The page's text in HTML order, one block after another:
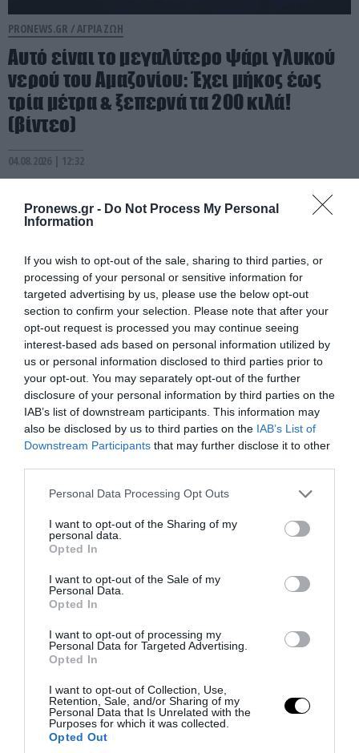
Pronews.gr - Do Not Process My Personal
Information
If you wish to opt-out of the sale, sharing to third parties, or
processing of your personal or sensitive information for
targeted advertising by us, please use the below opt-out
section to confirm your selection. Please note that after your
opt-out request is processed you may continue seeing
interest-based ads based on personal information utilized by
us or personal information disclosed to third parties prior to
your opt-out. You may separately opt-out of the further
disclosure of your personal information by third parties on the
IAB’s list of downstream participants. This information may
also be disclosed by us to third parties on the IAB’s List of
Downstream Participants that may further disclose it to other
Please note that this website/app uses one or more Google
not limited to your visit or usage behaviour. You may click to
grant or deny consent to Google and its third-party tags to
use your data for below specified purposes in below Google
consent section.
Personal Data Processing Opt Outs
I want to opt-out of the Sharing of my
personal data.
Opted In
I want to opt-out of the Sale of my
Personal Data.
Opted In
I want to opt-out of processing my
Personal Data for Targeted Advertising.
Opted In
I want to opt-out of Collection, Use,
Retention, Sale, and/or Sharing of my
Personal Data that Is Unrelated with the
Purposes for which it was collected.
Opted Out
PRONEWS.GR /ΑΓΡΙΑ ΖΩΗ
Αυτό είναι το μεγαλύτερο ψάρι γλυκού
νερού του Αμαζονίου: Έχει μήκος έως
τρία μέτρα & ξεπερνά τα 200 κιλά!
(βίντεο)
04.08.2026 | 12:32
PRONEWS.GR / ΑΓΡΙΑ ΖΩΗ
Βίντεο: Αρκούδα έκανε… βουτιά σε
πισίνα πολυτελούς βίλας στις ΗΠΑ για να
04.08.2026 | 11:15
PRONEWS.GR /ΑΓΡΙΑ ΖΩΗ